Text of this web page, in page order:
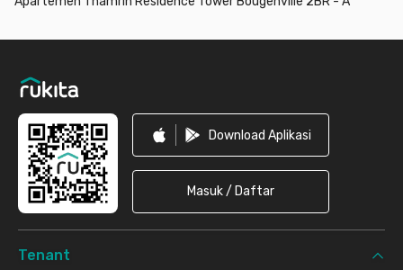
Download Aplikasi
Masuk / Daftar
Tenant